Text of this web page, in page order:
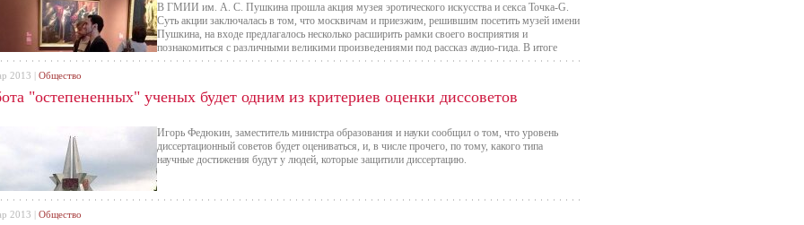
В ГМИИ им. А. С. Пушкина прошла акция музея эротического искусства и секса Точка-G.
Суть акции заключалась в том, что москвичам и приезжим, решившим посетить музей имени
Пушкина, на входе предлагалось несколько расширить рамки своего восприятия и
познакомиться с различными великими произведениями под рассказ аудио-гида. В итоге
многим посетителям были вручены специальные устройство, наподобие обычных цифровых
в художественную экспозицию.
"остепененных" ученых будет одним из критериев оценки диссоветов
Игорь Федюкин, заместитель министра образования и науки сообщил о том, что уровень
диссертационный советов будет оцениваться, и, в числе прочего, по тому, какого типа
научные достижения будут у людей, которые защитили диссертацию.
2013 | Общество
2013 | Общество